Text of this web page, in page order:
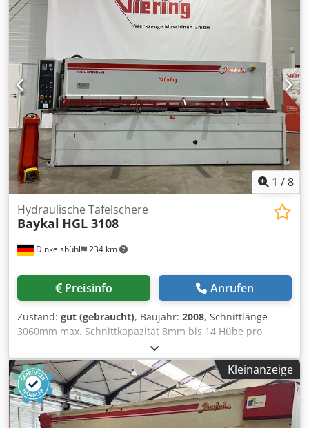
1 /8
Dinkelsbühl 234 km
Hydraulische Tafelschere
Baykal HGL 3108
Preisinfo Anrufen
Zustand: gut (gebraucht), Baujahr: 2008, Schnittlänge
3060mm max. Schnittkapazität 8mm bis 14 Hübe pro
Minute Cedpfeyvt Tcsx Ag Ieha manuelle
Schnittspaltverstellung 750mm Hinteranschlag
Auflegearme mit Skalierung Motorleistung 15kWKleinanzeige